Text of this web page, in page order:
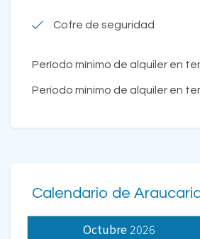
Cofre de seguridad
Período mínimo de alquiler en
Período mínimo de alquiler en
Calendario de
Octubre2026